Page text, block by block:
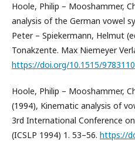
Hoole, Philip – Mooshammer,
analysis of the German vowel
Peter – Spiekermann, Helmut
Tonakzente. Max Niemeyer
https://doi.org/10.1515/
Hoole, Philip – Mooshammer,
(1994), Kinematic analysis of
3rd International Conference
(ICSLP 1994) 1. 53–56. https://